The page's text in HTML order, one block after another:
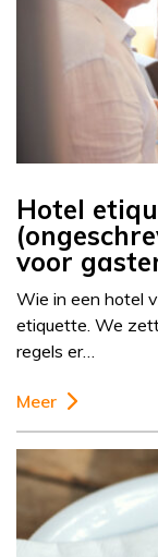
Hotel
voor
Wie in een hotel
etiquette. We
regels er…
Meer